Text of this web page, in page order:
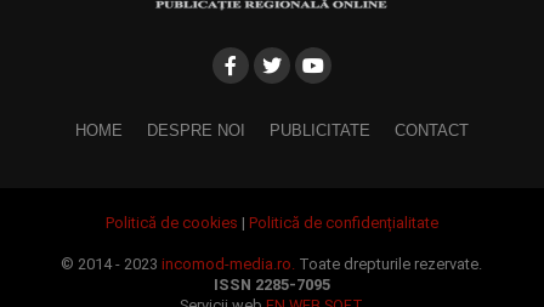
HOME DESPRE NOI PUBLICITATE CONTACT
Politică de cookies | Politică de confidențialitate
© 2014 - 2023incomod-media.ro. Toate drepturile rezervate.
ISSN 2285-7095